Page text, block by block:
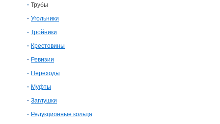
Трубы
Угольники
Тройники
Крестовины
Ревизии
Переходы
Муфты
Заглушки
Редукционные кольца